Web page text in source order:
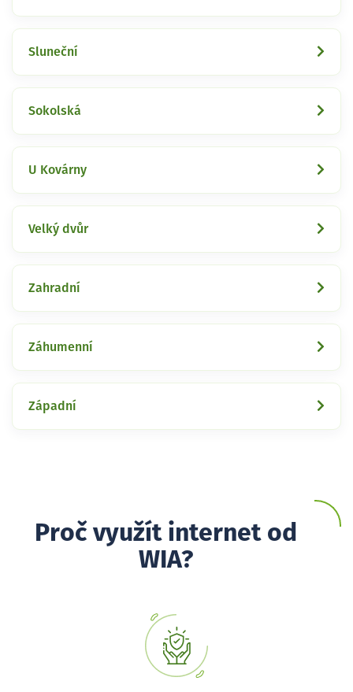
Sluneční
Sokolská
U Kovárny
Velký dvůr
Zahradní
Záhumenní
Západní
Proč využít internet od
WIA?